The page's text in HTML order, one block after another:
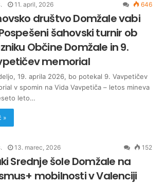
11. april, 2026 646
društvo Domžale vabi
šahovski turnir ob
Občine Domžale in 9.
memorial
19. aprila 2026, bo potekal 9. Vavpetičev
v spomin na Vida Vavpetiča – letos mineva
leto…
»
13. marec, 2026 152
Srednje šole Domžale na
mobilnosti v Valenciji